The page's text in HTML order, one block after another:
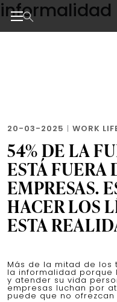
Skip
to
the
informalidad
20-03-2025 | WORK
54% DE LA
ESTÁ FUERA
EMPRESAS.
HACER LOS
ESTA
Más de la mitad de los
la informalidad porque
y atender su vida
empresas luchan por
puede que no